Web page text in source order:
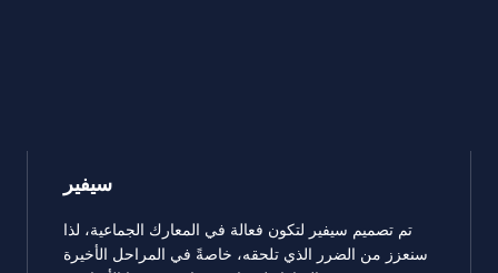
سيفير
تم تصميم سيفير لتكون فعالة في المعارك الجماعية، لذا
سنعزز من الضرر الذي تلحقه، خاصةً في المراحل الأخيرة